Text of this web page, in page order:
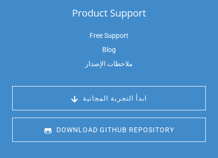
Product Support
Free Support
Blog
ملاحظات الإصدار
ابدأ التجربة المجانية
DOWNLOAD GITHUB REPOSITORY